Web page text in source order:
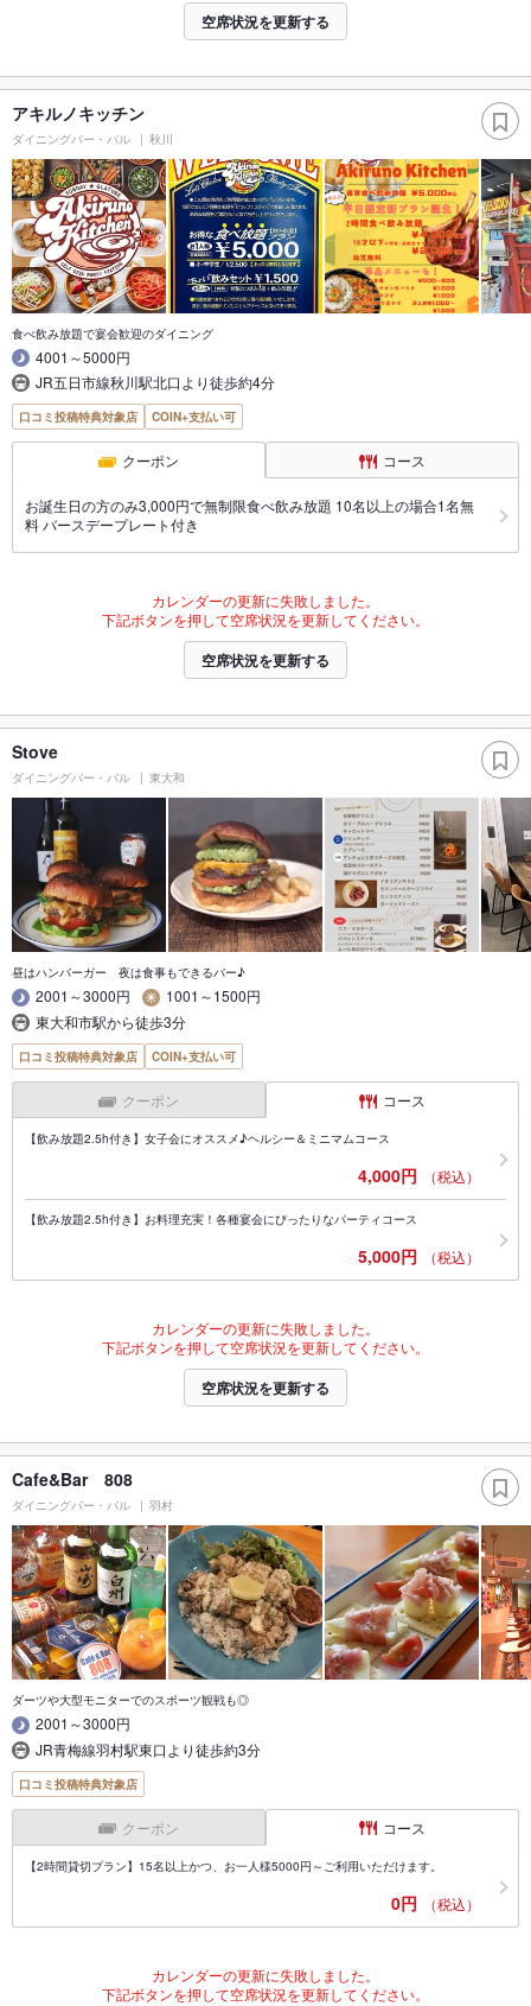
空席状況を更新する
アキルノキッチン
ダイニングバー・バル 秋川
食べ飲み放題で宴会歓迎のダイニング
4001～5000円
JR五日市線秋川駅北口より徒歩約4分
口コミ投稿特典対象店 COIN+支払い可
クーポン コース
お誕生日の方のみ3,000円で無制限食べ飲み放題 10名以上の場合1名無
料 バースデープレート付き
カレンダーの更新に失敗しました。
下記ボタンを押して空席状況を更新してください。
空席状況を更新する
Stove
ダイニングバー・バル 東大和
昼はハンバーガー 夜は食事もできるバー♪
2001～3000円
1001～1500円
東大和市駅から徒歩3分
口コミ投稿特典対象店 COIN+支払い可
クーポン コース
【飲み放題2.5h付き】女子会にオススメ♪ヘルシー＆ミニマムコース
4,000円 （税込）
【飲み放題2.5h付き】お料理充実！各種宴会にぴったりなパーティコース
5,000円 （税込）
カレンダーの更新に失敗しました。
下記ボタンを押して空席状況を更新してください。
空席状況を更新する
Cafe&Bar 808
ダイニングバー・バル 羽村
ダーツや大型モニターでのスポーツ観戦も◎
2001～3000円
JR青梅線羽村駅東口より徒歩約3分
口コミ投稿特典対象店
クーポン コース
【2時間貸切プラン】15名以上かつ、お一人様5000円～ご利用いただけます。
0円 （税込）
カレンダーの更新に失敗しました。
下記ボタンを押して空席状況を更新してください。